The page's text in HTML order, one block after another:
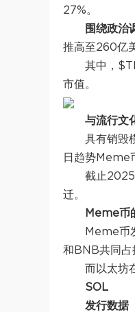
27%。
围绕政治
推高至260亿
其中，
市值。
与流行文
具有销毁
日趋势Meme
截止2025
迁。
Meme币
Meme币
和BNB共同占
而以太坊
SOL
发行数据